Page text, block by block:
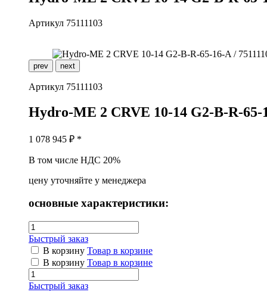
Артикул 75111103
prev next
Артикул 75111103
Hydro-ME 2 CRVE 10-14 G2-B-R-65-
1 078 945 ₽ *
В том числе НДС 20%
цену уточняйте у менеджера
основные характеристики:
Быстрый заказ
В корзину Товар в корзине
В корзину Товар в корзине
Быстрый заказ